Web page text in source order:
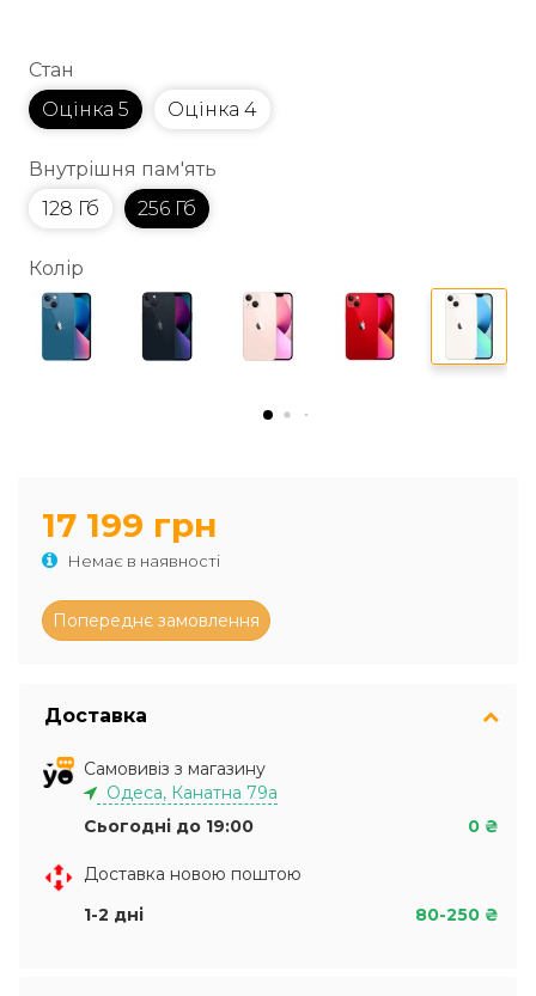
Стан
Оцінка 5
Оцінка 4
Внутрішня пам'ять
128 Гб
256 Гб
Колір
17 199 грн
Немає в наявності
Доставка
Самовивіз з магазину
Одеса, Канатна 79а
Сьогодні до 19:00
0 ₴
Доставка новою поштою
1-2 дні
80-250 ₴